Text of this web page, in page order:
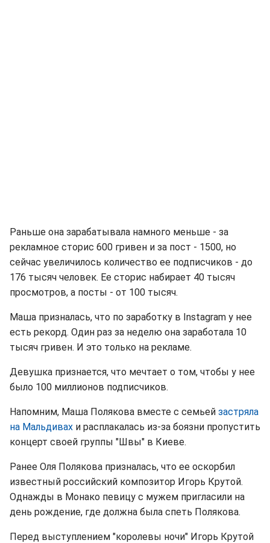
Раньше она зарабатывала намного меньше - за
рекламное сторис 600 гривен и за пост - 1500, но
сейчас увеличилось количество ее подписчиков - до
176 тысяч человек. Ее сторис набирает 40 тысяч
просмотров, а посты - от 100 тысяч.
Маша призналась, что по заработку в Instagram у нее
есть рекорд. Один раз за неделю она заработала 10
тысяч гривен. И это только на рекламе.
Девушка признается, что мечтает о том, чтобы у нее
было 100 миллионов подписчиков.
Напомним, Маша Полякова вместе с семьей застряла
на Мальдивах и расплакалась из-за боязни пропустить
концерт своей группы "Швы" в Киеве.
Ранее Оля Полякова призналась, что ее оскорбил
известный российский композитор Игорь Крутой.
Однажды в Монако певицу с мужем пригласили на
день рождение, где должна была спеть Полякова.
Перед выступлением "королевы ночи" Игорь Крутой